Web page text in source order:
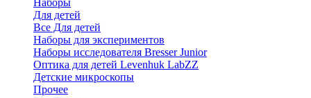
Наборы
Для детей
Все Для детей
Наборы для экспериментов
Наборы исследователя Bresser Junior
Оптика для детей Levenhuk LabZZ
Детские микроскопы
Прочее